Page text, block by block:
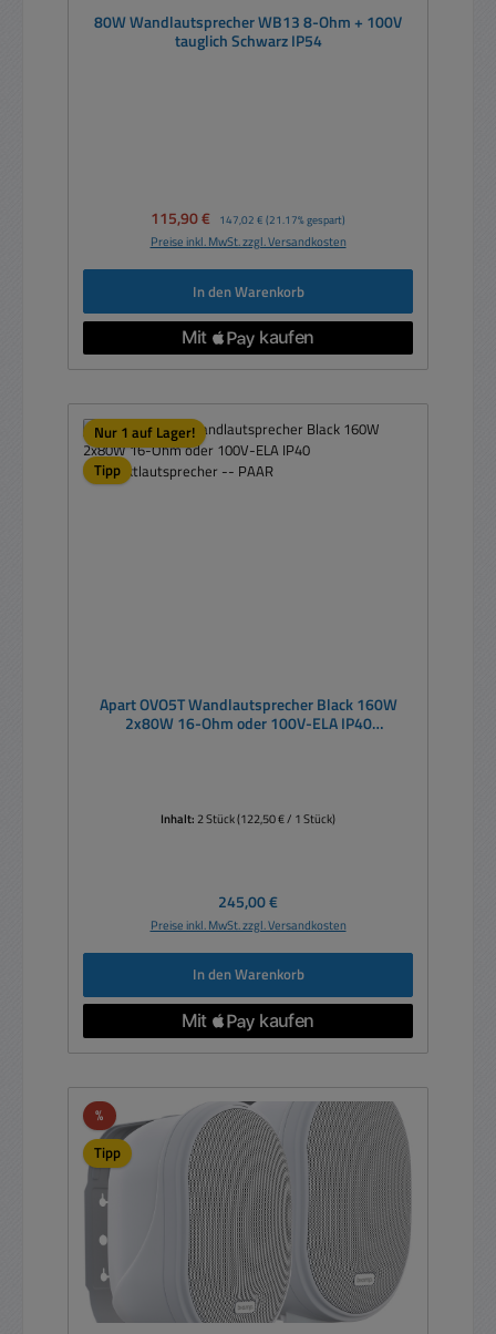
80W Wandlautsprecher WB13 8-Ohm + 100V
tauglich Schwarz IP54
Verkaufspreis:
115,90 € Regulärer Preis:
147,02 € (21.17% gespart)
Preise inkl. MwSt. zzgl. Versandkosten
In den Warenkorb
Nur 1 auf Lager!
Tipp
Apart OVO5T Wandlautsprecher Black 160W
2x80W 16-Ohm oder 100V-ELA IP40
Inhalt:2 Stück(122,50 € / 1 Stück)
Regulärer Preis:
245,00 €
Preise inkl. MwSt. zzgl. Versandkosten
In den Warenkorb
%Rabatt
Tipp